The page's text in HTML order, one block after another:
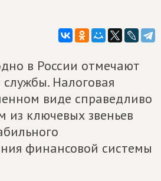
в России отмечают
Налоговая
виде справедливо
из ключевых звеньев
финансовой системы